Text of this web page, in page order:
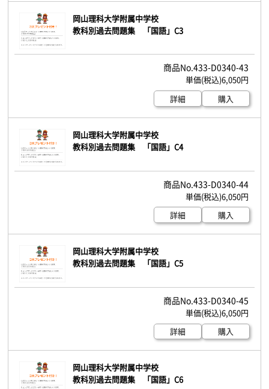
岡山理科大学附属中学校
教科別過去問題集 「国語」C3
433-D0340-43
6,050円
詳細
購入
岡山理科大学附属中学校
教科別過去問題集 「国語」C4
433-D0340-44
6,050円
詳細
購入
岡山理科大学附属中学校
教科別過去問題集 「国語」C5
433-D0340-45
6,050円
詳細
購入
岡山理科大学附属中学校
教科別過去問題集 「国語」C6